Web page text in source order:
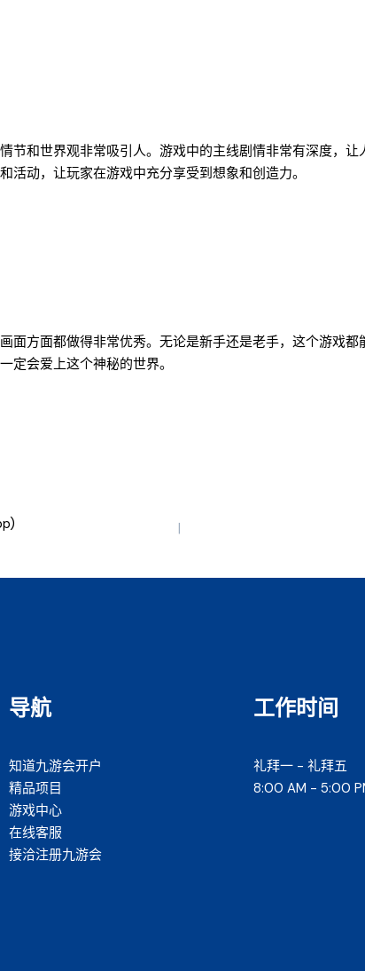
节和世界观非常吸引人。游戏中的主线剧情非常有深度，
动，让玩家在游戏中充分享受到想象和创造力。
面方面都做得非常优秀。无论是新手还是老手，这个游戏
定会爱上这个神秘的世界。
导航
知道九游会开户
精品项目
游戏中心
在线客服
接洽注册九游会
工作时间
礼拜一 - 礼拜五
8:00 AM - 5:00